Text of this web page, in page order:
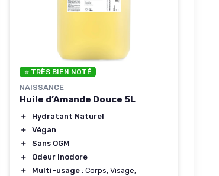
⭐ TRÈS BIEN NOTÉ
NAISSANCE
Huile d’Amande Douce 5L
＋
Hydratant Naturel
＋
Végan
＋
Sans OGM
＋
Odeur Inodore
＋
Multi-usage : Corps, Visage,